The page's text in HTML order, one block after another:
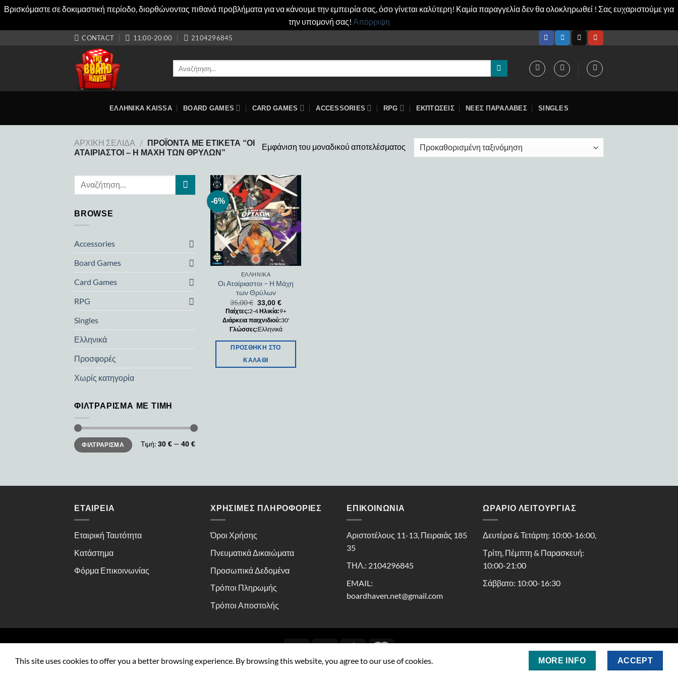
Βρισκόμαστε σε δοκιμαστική περίοδο, διορθώνοντας πιθανά προβλήματα για να κάνουμε την εμπειρία σας, όσο γίνεται καλύτερη! Καμία παραγγελία δεν θα ολοκληρωθεί ! Σας ευχαριστούμε για
την υπομονή σας! Απόρριψη
CONTACT 11:00-20:00 2104296845
ΕΛΛΗΝΙΚΑ KAISSA BOARD GAMES CARD GAMES ACCESSORIES RPG ΕΚΠΤΩΣΕΙΣ ΝΕΕΣ ΠΑΡΑΛΑΒΕΣ SINGLES
ΑΡΧΙΚΉ ΣΕΛΊΔΑ /
ΠΡΟΪΌΝΤΑ ΜΕ ΕΤΙΚΈΤΑ “ΟΙ
ΑΤΑΊΡΙΑΣΤΟΙ – Η ΜΆΧΗ ΤΩΝ ΘΡΎΛΩΝ”
Εμφάνιση του μοναδικού αποτελέσματος
BROWSE
Accessories
Board Games
Card Games
RPG
Singles
Ελληνικά
Προσφορές
Χωρίς κατηγορία
ΦΙΛΤΡΆΡΙΣΜΑ ΜΕ ΤΙΜΉ
Ελάχιστη
τιμή
Μέγιστη
τιμήΦΙΛΤΡΆΡΙΣΜΑ Τιμή: 30 € — 40 €
-6%
Add to
wishlist
ΕΛΛΗΝΙΚΆ
Οι Αταίριαστοι – Η Μάχη
των Θρύλων
35,00€ 33,00 €
Παίχτες:2-4 Ηλικία:9+
Διάρκεια παιχνιδιού:30'
Γλώσσες:Ελληνικά
ΠΡΟΣΘΉΚΗ ΣΤΟ
ΚΑΛΆΘΙ
ΕΤΑΙΡΕΊΑ
Εταιρική Ταυτότητα
Κατάστημα
Φόρμα Επικοινωνίας
ΧΡΉΣΙΜΕΣ ΠΛΗΡΟΦΟΡΊΕΣ
Όροι Χρήσης
Πνευματικά Δικαιώματα
Προσωπικά Δεδομένα
Τρόποι Πληρωμής
Τρόποι Αποστολής
ΕΠΙΚΟΙΝΩΝΊΑ
Αριστοτέλους 11-13, Πειραιάς 185
35
ΤΗΛ.: 2104296845
EMAIL:
boardhaven.net@gmail.com
ΩΡΑΡΙΟ ΛΕΙΤΟΥΡΓΙΑΣ
Δευτέρα & Τετάρτη: 10:00-16:00,
Τρίτη, Πέμπτη & Παρασκευή:
10:00-21:00
Σάββατο: 10:00-16:30
Copyright 2026 ©Boardhaven powered by Kaissa Peiraius
This site uses cookies to offer you a better browsing experience. By browsing this website, you agree to our use of cookies. MORE INFO ACCEPT